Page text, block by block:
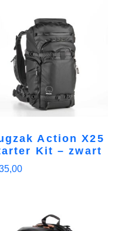
Action X25
Kit – zwart